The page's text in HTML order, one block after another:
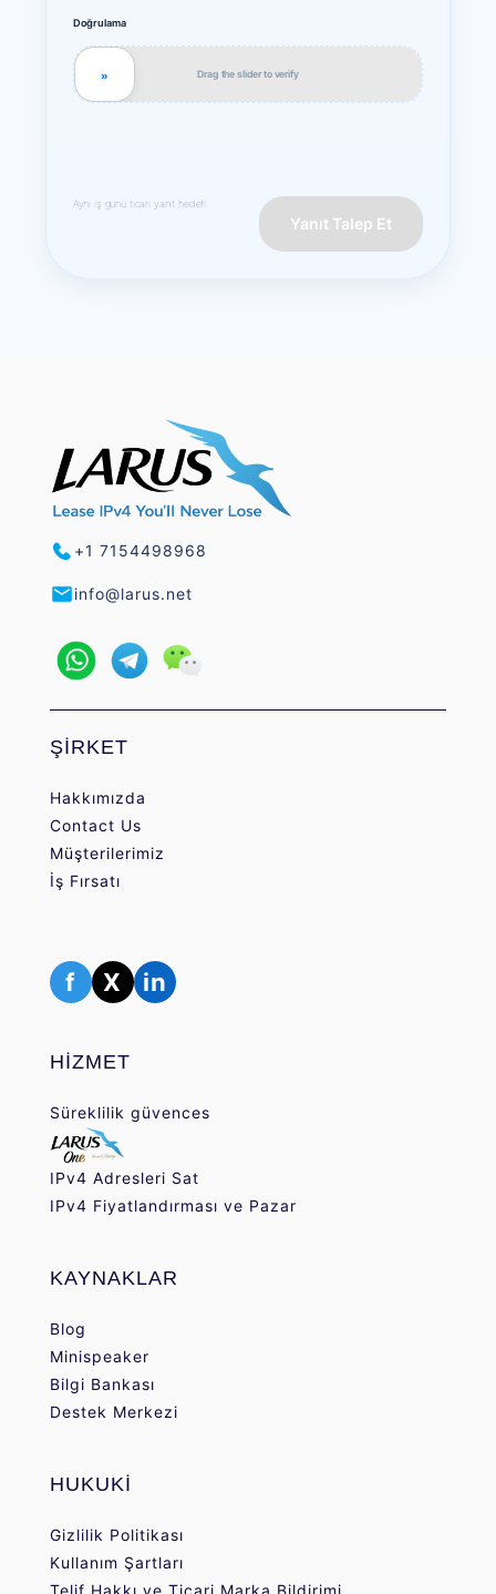
Doğrulama
Drag the slider to verify
»
Aynı iş günü ticari yanıt hedefi.
Yanıt Talep Et
+1 7154498968
info@larus.net
ŞİRKET
Hakkımızda
Contact Us
Müşterilerimiz
İş Fırsatı
f X in
HİZMET
Süreklilik güvences
IPv4 Adresleri Sat
IPv4 Fiyatlandırması ve Pazar
KAYNAKLAR
Blog
Minispeaker
Bilgi Bankası
Destek Merkezi
HUKUKİ
Gizlilik Politikası
Kullanım Şartları
Telif Hakkı ve Ticari Marka Bildirimi